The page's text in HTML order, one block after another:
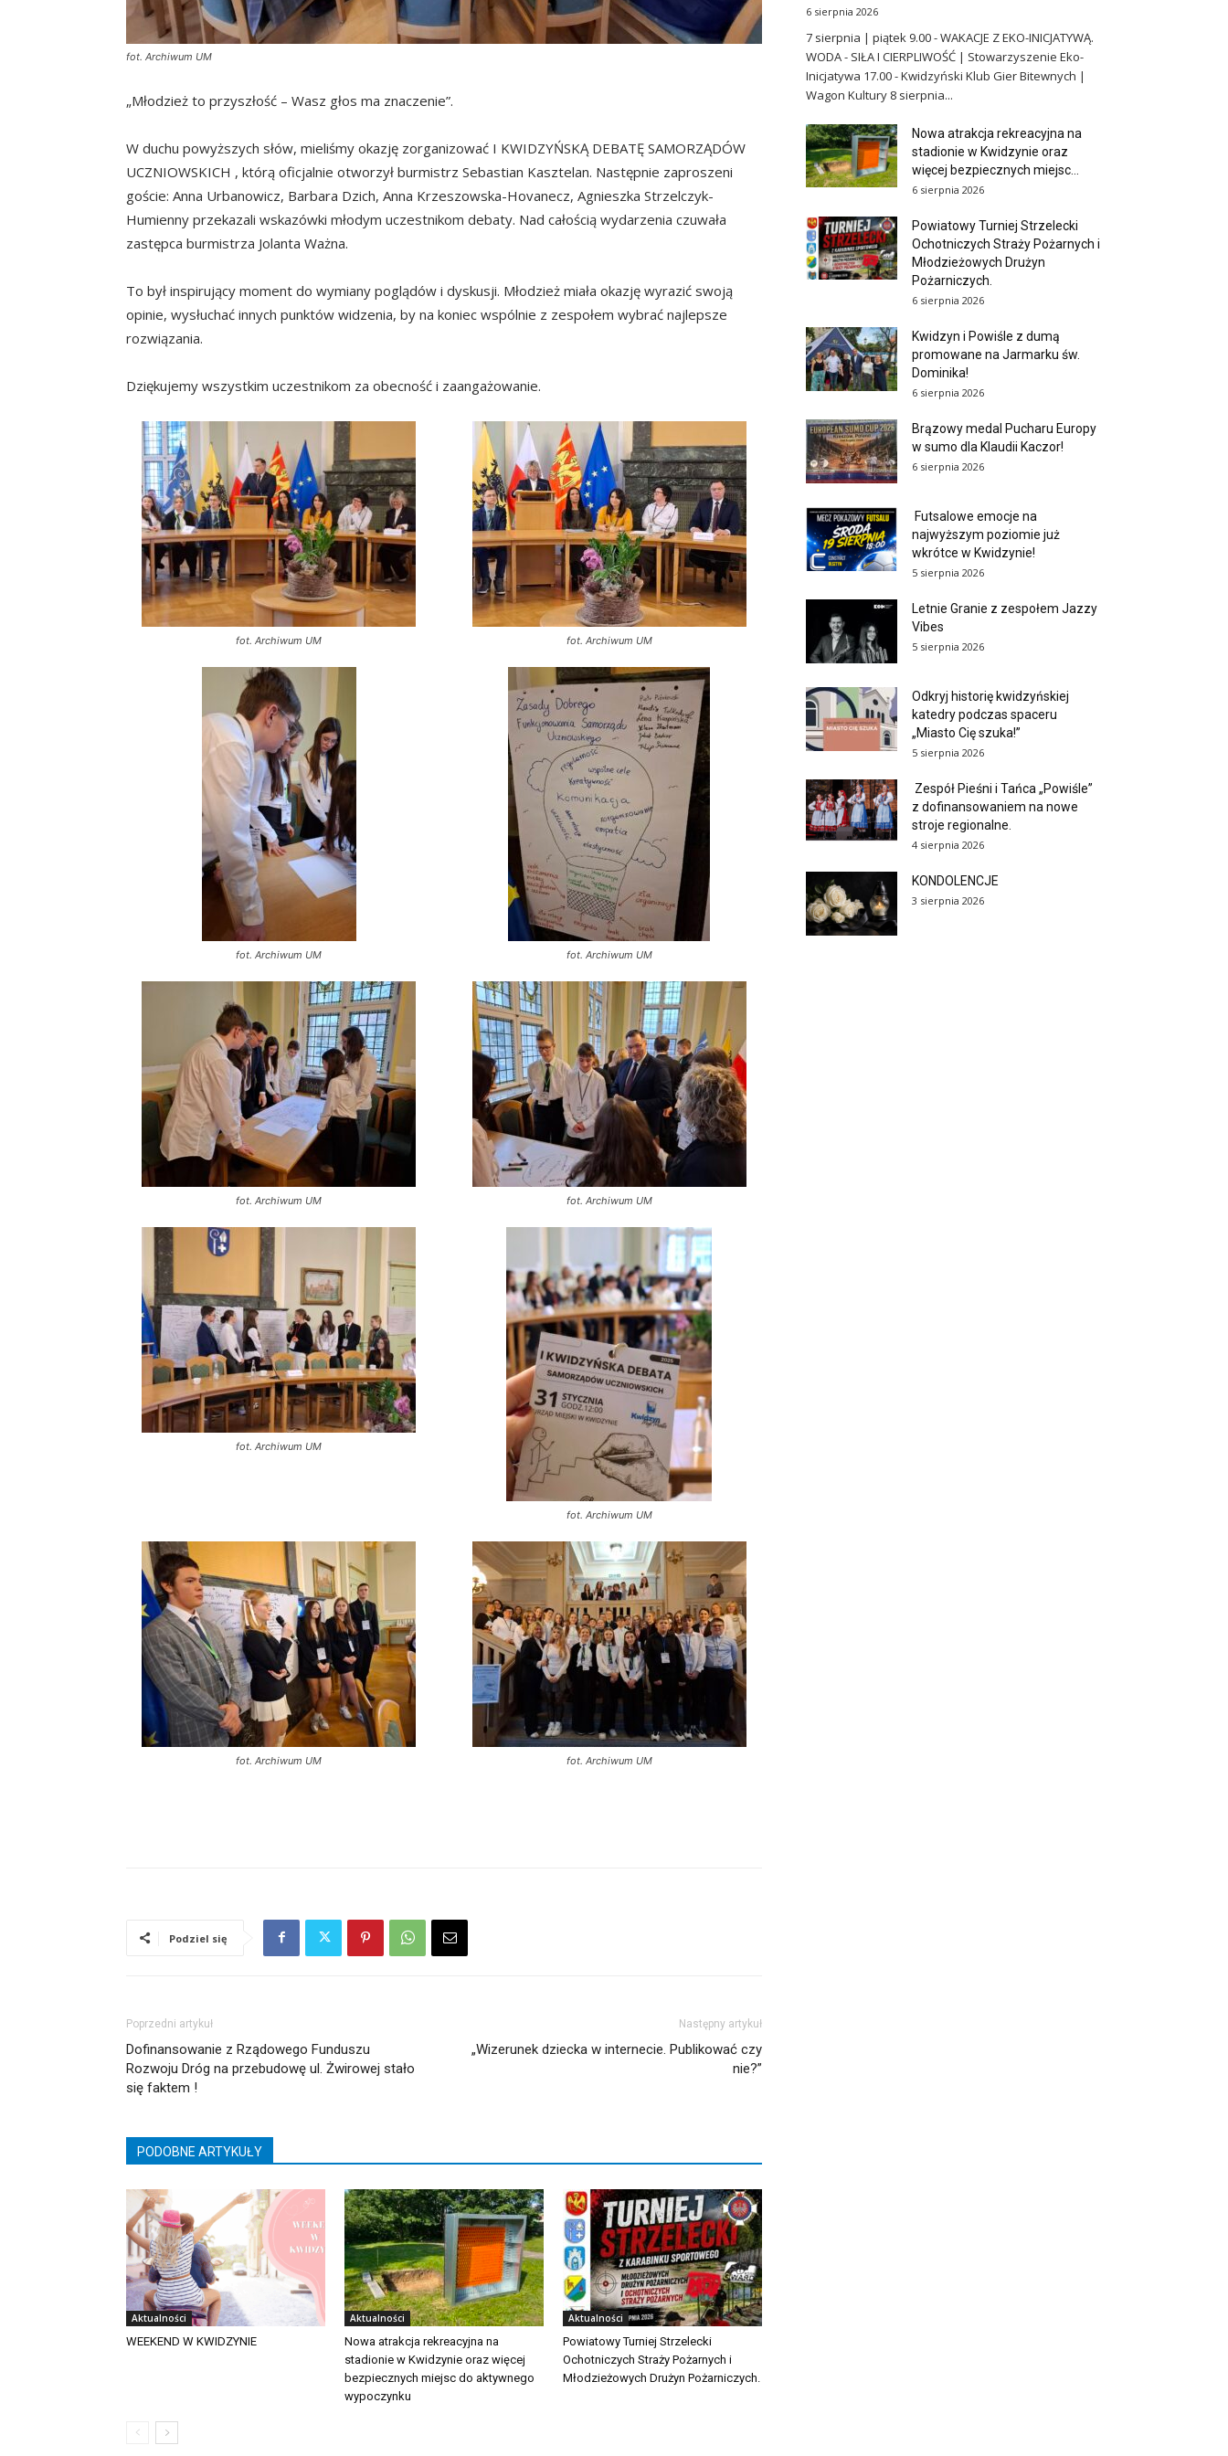
fot. Archiwum UM
„Młodzież to przyszłość – Wasz głos ma znaczenie”.
W duchu powyższych słów, mieliśmy okazję zorganizować I KWIDZYŃSKĄ DEBATĘ SAMORZĄDÓW
UCZNIOWSKICH , którą oficjalnie otworzył burmistrz Sebastian Kasztelan. Następnie zaproszeni
goście: Anna Urbanowicz, Barbara Dzich, Anna Krzeszowska-Hovanecz, Agnieszka Strzelczyk-
Humienny przekazali wskazówki młodym uczestnikom debaty. Nad całością wydarzenia czuwała
zastępca burmistrza Jolanta Ważna.
To był inspirujący moment do wymiany poglądów i dyskusji. Młodzież miała okazję wyrazić swoją
opinie, wysłuchać innych punktów widzenia, by na koniec wspólnie z zespołem wybrać najlepsze
rozwiązania.
Dziękujemy wszystkim uczestnikom za obecność i zaangażowanie.
fot. Archiwum UM fot. Archiwum UM
fot. Archiwum UM fot. Archiwum UM
fot. Archiwum UM fot. Archiwum UM
fot. Archiwum UM
fot. Archiwum UM
fot. Archiwum UM fot. Archiwum UM
Podziel się
Poprzedni artykuł
Dofinansowanie z Rządowego Funduszu
Rozwoju Dróg na przebudowę ul. Żwirowej stało
się faktem !
Następny artykuł
„Wizerunek dziecka w internecie. Publikować czy
nie?”
PODOBNE ARTYKUŁY
Aktualności
WEEKEND W KWIDZYNIE
Aktualności
Nowa atrakcja rekreacyjna na
stadionie w Kwidzynie oraz więcej
bezpiecznych miejsc do aktywnego
wypoczynku
Aktualności
Powiatowy Turniej Strzelecki
Ochotniczych Straży Pożarnych i
Młodzieżowych Drużyn Pożarniczych.
6 sierpnia 2026
7 sierpnia | piątek 9.00 - WAKACJE Z EKO-INICJATYWĄ.
WODA - SIŁA I CIERPLIWOŚĆ | Stowarzyszenie Eko-
Inicjatywa 17.00 - Kwidzyński Klub Gier Bitewnych |
Wagon Kultury 8 sierpnia...
Nowa atrakcja rekreacyjna na
stadionie w Kwidzynie oraz
więcej bezpiecznych miejsc...
6 sierpnia 2026
Powiatowy Turniej Strzelecki
Ochotniczych Straży Pożarnych i
Młodzieżowych Drużyn
Pożarniczych.
6 sierpnia 2026
Kwidzyn i Powiśle z dumą
promowane na Jarmarku św.
Dominika!
6 sierpnia 2026
Brązowy medal Pucharu Europy
w sumo dla Klaudii Kaczor!
6 sierpnia 2026
Futsalowe emocje na
najwyższym poziomie już
wkrótce w Kwidzynie!
5 sierpnia 2026
Letnie Granie z zespołem Jazzy
Vibes
5 sierpnia 2026
Odkryj historię kwidzyńskiej
katedry podczas spaceru
„Miasto Cię szuka!”
5 sierpnia 2026
Zespół Pieśni i Tańca „Powiśle”
z dofinansowaniem na nowe
stroje regionalne.
4 sierpnia 2026
KONDOLENCJE
3 sierpnia 2026